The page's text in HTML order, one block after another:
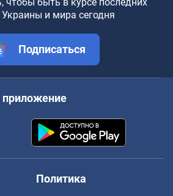
Украины и мира сегодня
Подписаться
Политика